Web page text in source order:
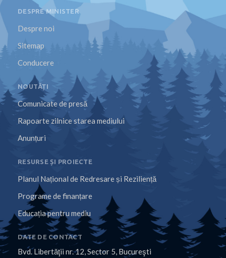
DESPRE MINISTER
Despre noi
Sitemap
Conducere
NOUTĂȚI
Comunicate de presă
Rapoarte zilnice starea mediului
Anunțuri
RESURSE ȘI PROIECTE
Planul Național de Redresare și Reziliență
Programe de finanțare
Educația pentru mediu
DATE DE CONTACT
Bvd. Libertăţii nr. 12, Sector 5, Bucureşti